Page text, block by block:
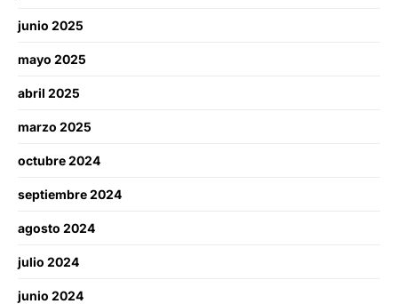
junio 2025
mayo 2025
abril 2025
marzo 2025
octubre 2024
septiembre 2024
agosto 2024
julio 2024
junio 2024